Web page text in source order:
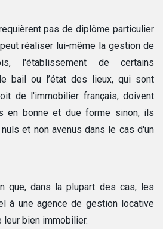
pas de diplôme particulier
réaliser lui-même la gestion de
l'établissement de certains
bail ou l’état des lieux, qui sont
de l'immobilier français, doivent
en bonne et due forme sinon, ils
et non avenus dans le cas d'un
que, dans la plupart des cas, les
à une agence de gestion locative
bien immobilier.